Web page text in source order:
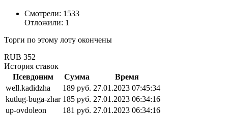
Смотрели: 1533
Отложили: 1
Торги по этому лоту окончены
RUB 352
История ставок
Псевдоним
Сумма
Время
well.kadidzha
189 руб. 27.01.2023 07:45:34
kutlug-buga-zhar 185 руб. 27.01.2023 06:34:16
up-ovdoleon
181 руб. 27.01.2023 06:34:16